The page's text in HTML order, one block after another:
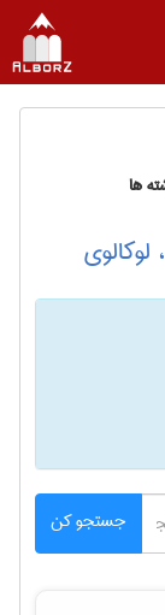
ها
جستجو کن